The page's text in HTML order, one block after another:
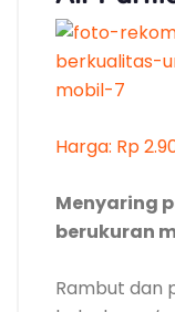
Rambut dan
bulu danodor
baik bagi
anak atau
Meski mobil
karena mobil